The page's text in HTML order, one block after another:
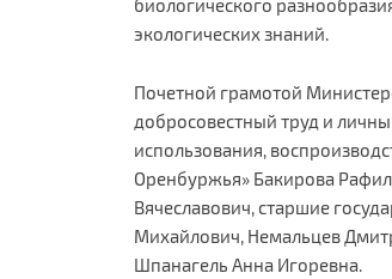
биологического
экологических знаний.
Почетной грамотой
добросовестный труд и
использования,
Оренбуржья» Бакирова
Вячеславович, старшие
Михайлович, Немальцев
Шпанагель Анна Игоревна.